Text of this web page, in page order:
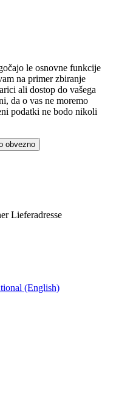
le osnovne funkcije
na primer zbiranje
ali dostop do vašega
da o vas ne moremo
podatki ne bodo nikoli
obvezno
Lieferadresse
(English)